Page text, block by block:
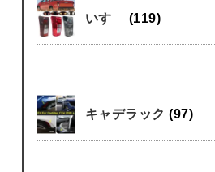
いすゞ (119)
キャデラック(97)